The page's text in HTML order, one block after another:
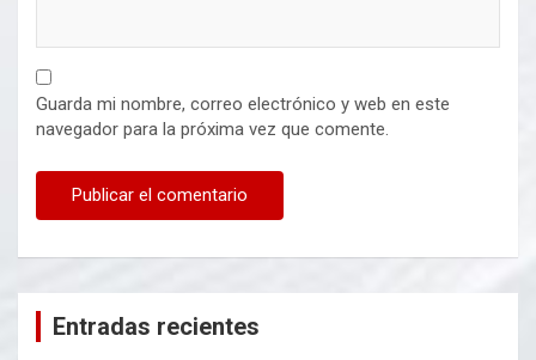
Guarda mi nombre, correo electrónico y web en este
navegador para la próxima vez que comente.
Entradas recientes